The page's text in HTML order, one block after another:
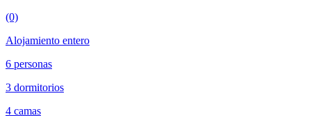
(0)
Alojamiento entero
6 personas
3 dormitorios
4 camas